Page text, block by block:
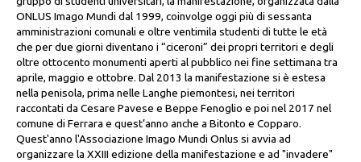
ONLUS Imago Mundi dal 1999, coinvolge oggi più di sessanta
amministrazioni comunali e oltre ventimila studenti di tutte le età
che per due giorni diventano i “ciceroni” dei propri territori e degli
oltre ottocento monumenti aperti al pubblico nei fine settimana tra
aprile, maggio e ottobre. Dal 2013 la manifestazione si è estesa
nella penisola, prima nelle Langhe piemontesi, nei territori
raccontati da Cesare Pavese e Beppe Fenoglio e poi nel 2017 nel
comune di Ferrara e quest’anno anche a Bitonto e Copparo.
Quest'anno l'Associazione Imago Mundi Onlus si avvia ad
organizzare la XXIII edizione della manifestazione e ad "invadere"